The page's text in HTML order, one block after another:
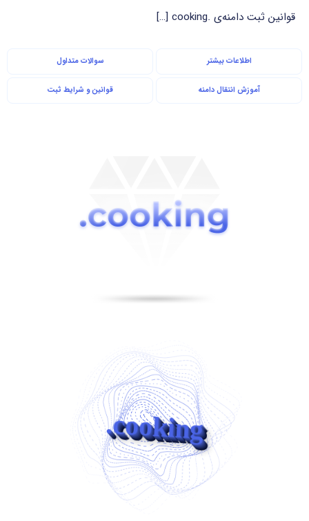
قوانین ثبت دامنه‌ی .cooking […]
اطلاعات بیشتر سوالات متداول
آموزش انتقال دامنه قوانین و شرایط ثبت
.cooking